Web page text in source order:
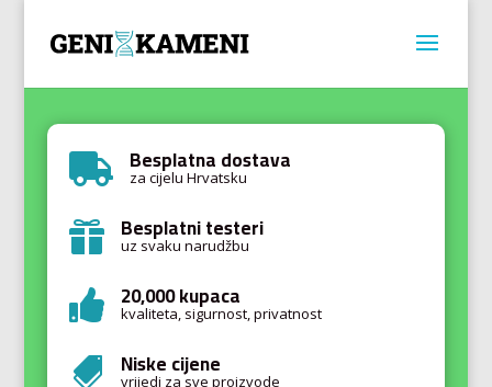
 Besplatna dostava
za cijelu Hrvatsku
 Besplatni testeri
uz svaku narudžbu
 20,000 kupaca
kvaliteta, sigurnost, privatnost
 Niske cijene
vrijedi za sve proizvode